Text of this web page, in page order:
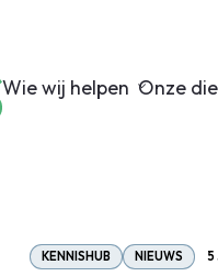
Wie wij helpen Onze
KENNISHUB NIEUWS 5